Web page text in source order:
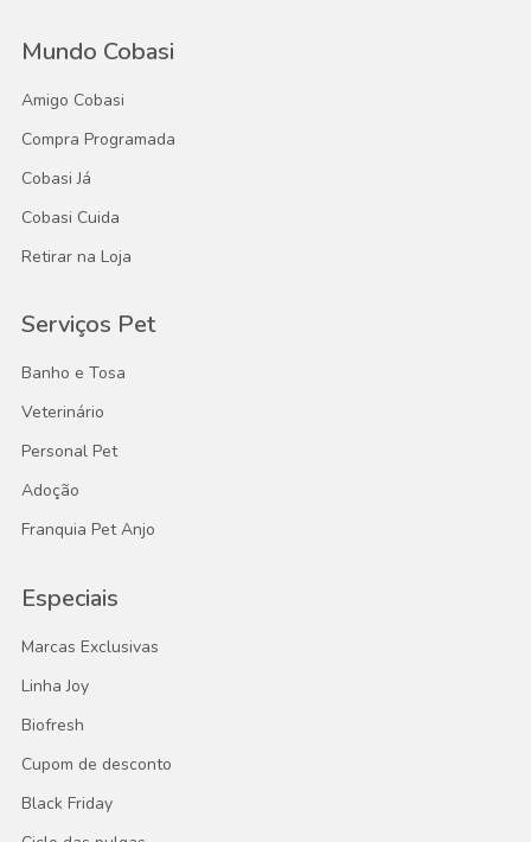
Mundo Cobasi
Amigo Cobasi
Compra Programada
Cobasi Já
Cobasi Cuida
Retirar na Loja
Serviços Pet
Banho e Tosa
Veterinário
Personal Pet
Adoção
Franquia Pet Anjo
Especiais
Marcas Exclusivas
Linha Joy
Biofresh
Cupom de desconto
Black Friday